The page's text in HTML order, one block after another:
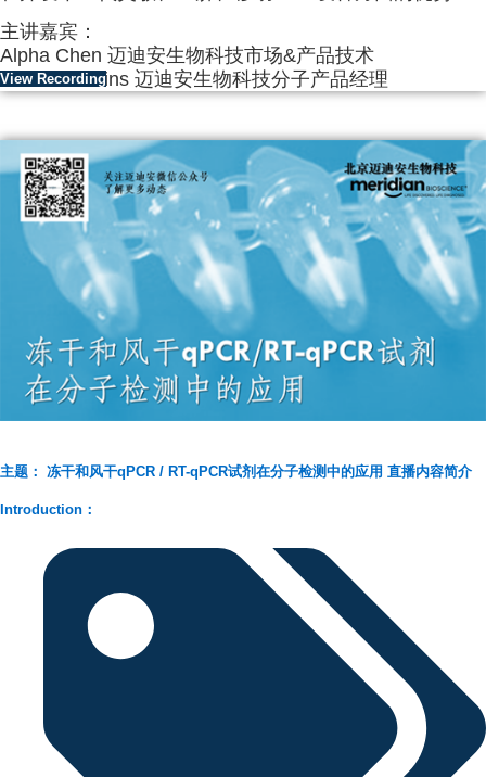
主讲嘉宾：
Alpha Chen 迈迪安生物科技市场&产品技术
Steve Hawkins 迈迪安生物科技分子产品经理
View Recording
主题： 冻干和风干qPCR / RT-qPCR试剂在分子检测中的应用 直播内容简介
Introduction：